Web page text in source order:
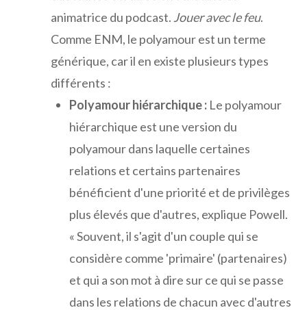
animatrice du podcast. Jouer avec le feu.
Comme ENM, le polyamour est un terme
générique, car il en existe plusieurs types
différents :
Polyamour hiérarchique : Le polyamour
hiérarchique est une version du
polyamour dans laquelle certaines
relations et certains partenaires
bénéficient d'une priorité et de privilèges
plus élevés que d'autres, explique Powell.
« Souvent, il s'agit d'un couple qui se
considère comme 'primaire' (partenaires)
et qui a son mot à dire sur ce qui se passe
dans les relations de chacun avec d'autres